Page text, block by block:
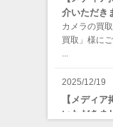
AQUAPAC
ARAX（ア
ARNUVO
介いただき
カメラの買
買取」様に
...
2025/12/19
【メディ
いただきま